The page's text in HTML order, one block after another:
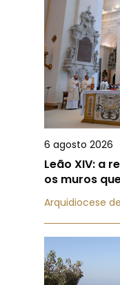
6 agosto 2026
Leão XIV: a
os muros
Arquidiocese